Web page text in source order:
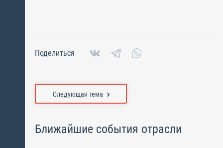
Поделиться
Следующая тема
Ближайшие события отрасли